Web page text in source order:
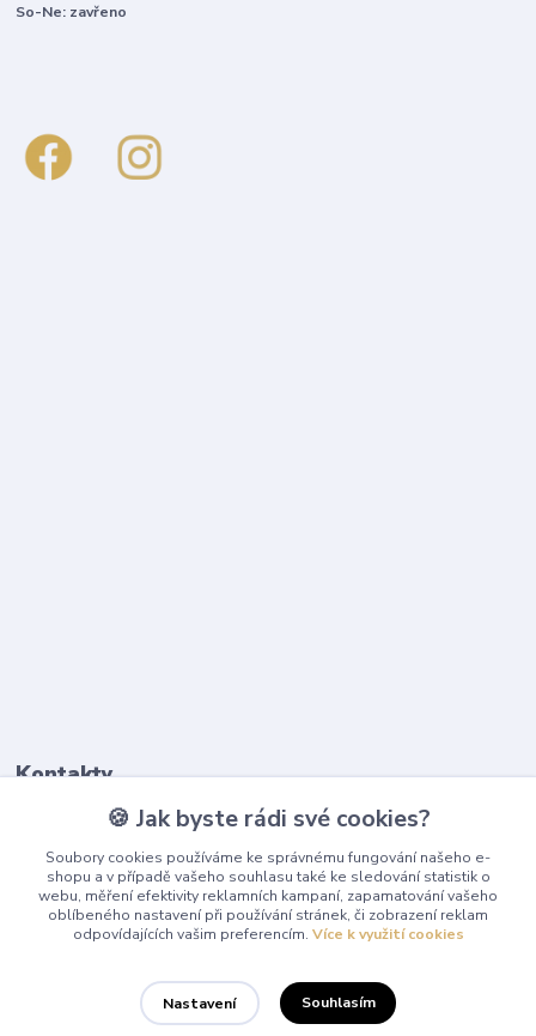
So-Ne: zavřeno
Kontakty
(Po-Pá, 9-17 hod.)
info@playcentrum.cz
🍪 Jak byste rádi své cookies?
Soubory cookies používáme ke správnému fungování našeho e-
shopu a v případě vašeho souhlasu také ke sledování statistik o
webu, měření efektivity reklamních kampaní, zapamatování vašeho
oblíbeného nastavení při používání stránek, či zobrazení reklam
odpovídajících vašim preferencím. Více k využití cookies
Nastavení Souhlasím